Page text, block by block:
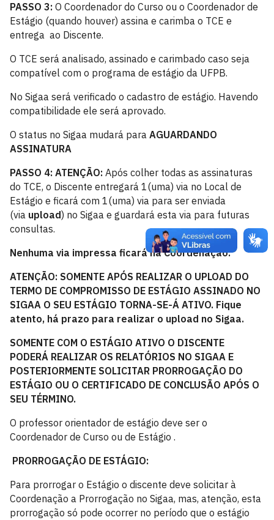
PASSO 3: O Coordenador do Curso ou o Coordenador de
Estágio (quando houver) assina e carimba o TCE e
entrega ao Discente.
O TCE será analisado, assinado e carimbado caso seja
compatível com o programa de estágio da UFPB.
No Sigaa será verificado o cadastro de estágio. Havendo
compatibilidade ele será aprovado.
O status no Sigaa mudará para AGUARDANDO
ASSINATURA
PASSO 4: ATENÇÃO: Após colher todas as assinaturas
do TCE, o Discente entregará 1(uma) via no Local de
Estágio e ficará com 1(uma) via para ser enviada
(via upload) no Sigaa e guardará esta via para futuras
consultas.
Nenhuma via impressa ficará na Coordenação.
ATENÇÃO: SOMENTE APÓS REALIZAR O UPLOAD DO
TERMO DE COMPROMISSO DE ESTÁGIO ASSINADO NO
SIGAA O SEU ESTÁGIO TORNA-SE-Á ATIVO. Fique
atento, há prazo para realizar o upload no Sigaa.
SOMENTE COM O ESTÁGIO ATIVO O DISCENTE
PODERÁ REALIZAR OS RELATÓRIOS NO SIGAA E
POSTERIORMENTE SOLICITAR PRORROGAÇÃO DO
ESTÁGIO OU O CERTIFICADO DE CONCLUSÃO APÓS O
SEU TÉRMINO.
O professor orientador de estágio deve ser o
Coordenador de Curso ou de Estágio .
PRORROGAÇÃO DE ESTÁGIO:
Para prorrogar o Estágio o discente deve solicitar à
Coordenação a Prorrogação no Sigaa, mas, atenção, esta
prorrogação só pode ocorrer no período que o estágio